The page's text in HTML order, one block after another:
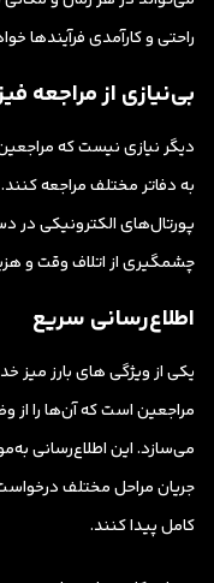
راحتی و کارآمدی فرآیندها
بی‌نیازی از مراجعه
دیگر نیازی نیست که
به دفاتر مختلف مراجعه
پورتال‌های الکترونیکی در
چشمگیری از اتلاف وقت و
اطلاع‌رسانی سریع
یکی از ویژگی های بارز میز
مراجعین است که آن‌ها را از
می‌سازد. این اطلاع‌رسانی
جریان مراحل مختلف
کامل پیدا کنند.